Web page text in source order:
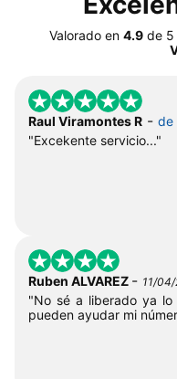
Valorado en 4.9 de 5
Raul Viramontes R - de
"Excekente servicio..."
Ruben ALVAREZ - 11/
"No sé a liberado ya
pueden ayudar mi